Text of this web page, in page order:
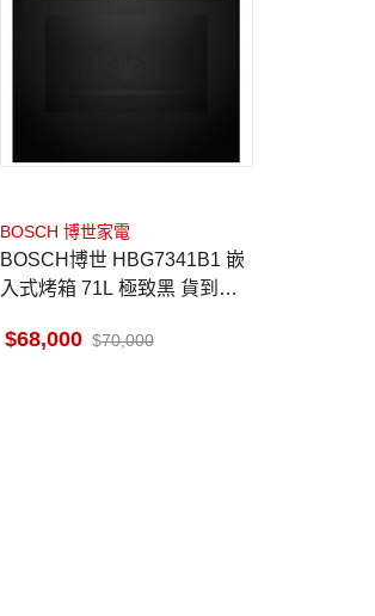
BOSCH 博世家電
BOSCH博世 HBG7341B1 嵌
入式烤箱 71L 極致黑 貨到無
68,000 70,000